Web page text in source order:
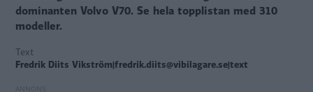
dominanten Volvo V70. Se hela topplistan med 310
modeller.
Text
Fredrik Diits Vikström|fredrik.diits@vibilagare.se|text